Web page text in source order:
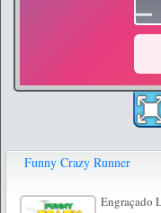
Funny Crazy Runner
Engraçado